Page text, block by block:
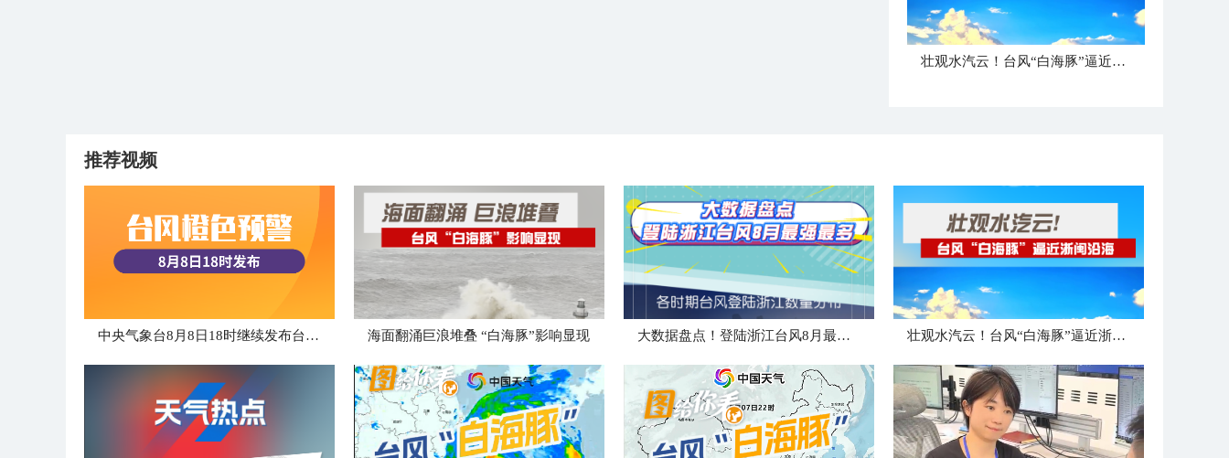
壮观水汽云！台风“白海豚”逼近浙闽沿海
推荐视频
中央气象台8月8日18时继续发布台风橙色预警 海面翻涌巨浪堆叠 “白海豚”影响显现 大数据盘点！登陆浙江台风8月最强最多 壮观水汽云！台风“白海豚”逼近浙闽沿海